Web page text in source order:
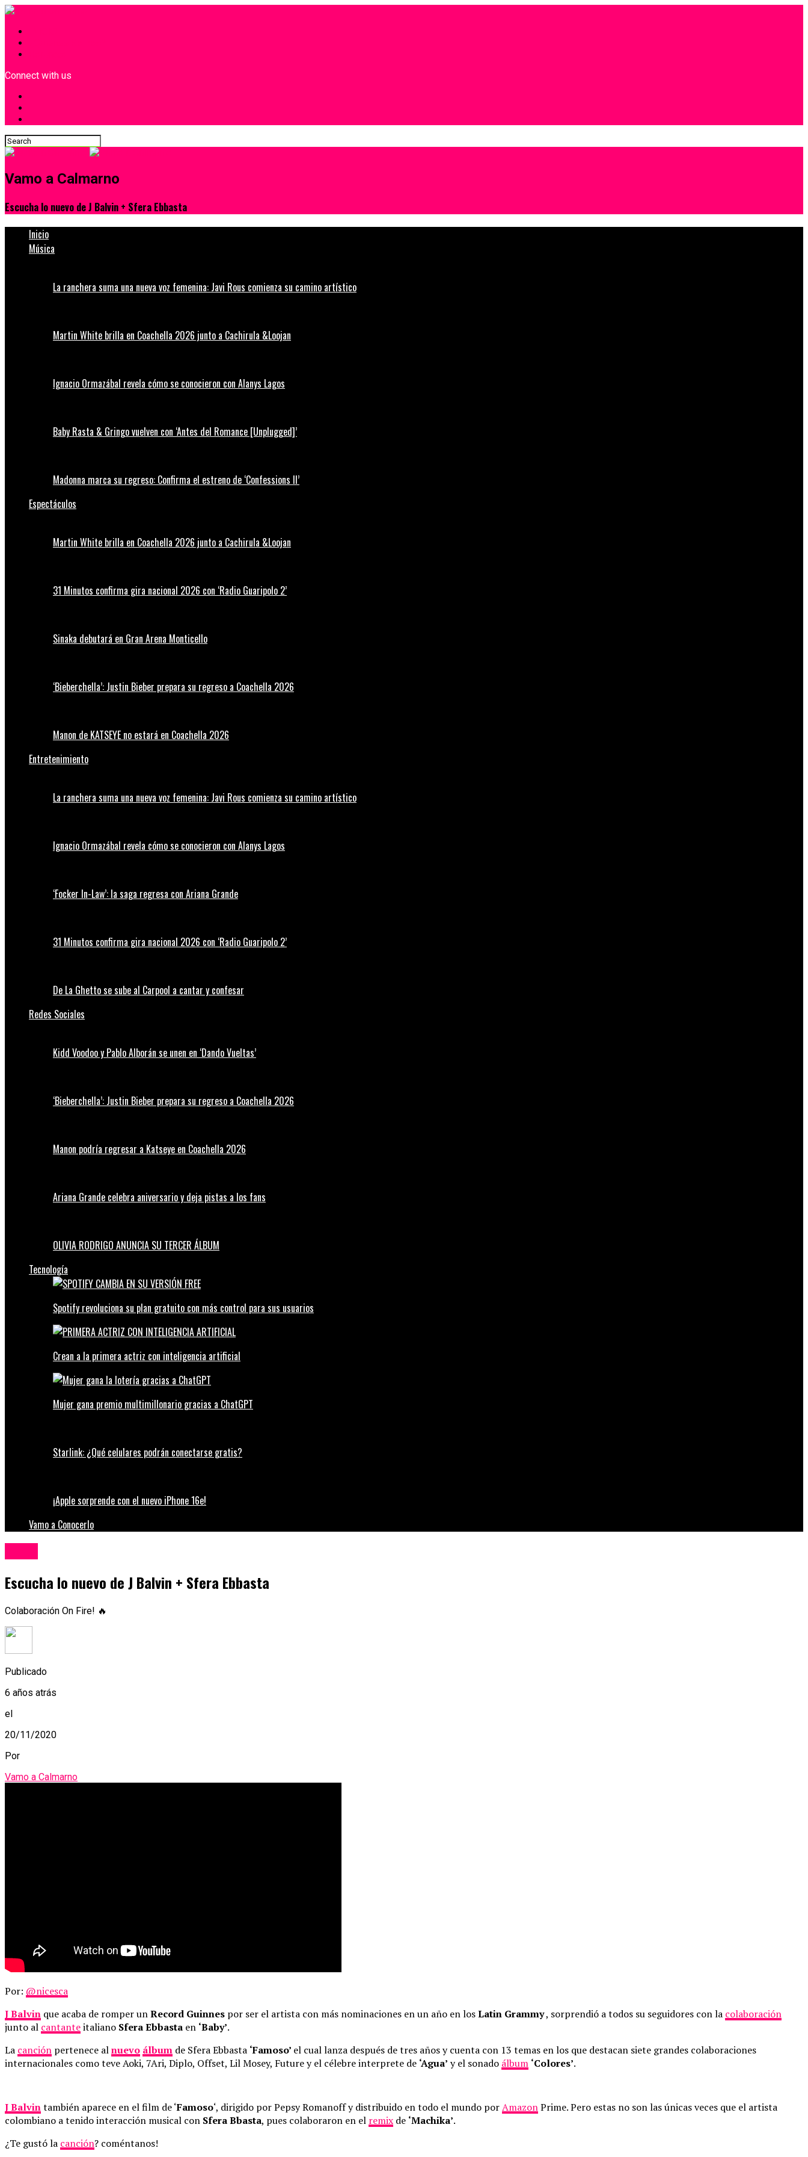
Connect with us
Vamo a Calmarno
Escucha lo nuevo de J Balvin + Sfera Ebbasta
Inicio
Música
La ranchera suma una nueva voz femenina: Javi Rous comienza su camino artístico
Martin White brilla en Coachella 2026 junto a Cachirula &Loojan
Ignacio Ormazábal revela cómo se conocieron con Alanys Lagos
Baby Rasta & Gringo vuelven con ‘Antes del Romance [Unplugged]’
Madonna marca su regreso: Confirma el estreno de ‘Confessions II’
Espectáculos
Martin White brilla en Coachella 2026 junto a Cachirula &Loojan
31 Minutos confirma gira nacional 2026 con ‘Radio Guaripolo 2’
Sinaka debutará en Gran Arena Monticello
‘Bieberchella’: Justin Bieber prepara su regreso a Coachella 2026
Manon de KATSEYE no estará en Coachella 2026
Entretenimiento
La ranchera suma una nueva voz femenina: Javi Rous comienza su camino artístico
Ignacio Ormazábal revela cómo se conocieron con Alanys Lagos
‘Focker In-Law’: la saga regresa con Ariana Grande
31 Minutos confirma gira nacional 2026 con ‘Radio Guaripolo 2’
De La Ghetto se sube al Carpool a cantar y confesar
Redes Sociales
Kidd Voodoo y Pablo Alborán se unen en ‘Dando Vueltas’
‘Bieberchella’: Justin Bieber prepara su regreso a Coachella 2026
Manon podría regresar a Katseye en Coachella 2026
Ariana Grande celebra aniversario y deja pistas a los fans
OLIVIA RODRIGO ANUNCIA SU TERCER ÁLBUM
Tecnología
Spotify revoluciona su plan gratuito con más control para sus usuarios
Crean a la primera actriz con inteligencia artificial
Mujer gana premio multimillonario gracias a ChatGPT
Starlink: ¿Qué celulares podrán conectarse gratis?
¡Apple sorprende con el nuevo iPhone 16e!
Vamo a Conocerlo
Escucha lo nuevo de J Balvin + Sfera Ebbasta
Colaboración On Fire! 🔥
Publicado
6 años atrás
el
20/11/2020
Por
Vamo a Calmarno
Por: @nicesca
J Balvin que acaba de romper unRecord Guinnes por ser el artista con más nominaciones en un año en losLatin Grammy, sorprendió a todos su seguidores con la colaboración
junto al cantanteitaliano Sfera Ebbasta en ‘Baby’.
La canción pertenece alnuevo álbum de Sfera Ebbasta ‘Famoso’ el cual lanza después de tres años y cuenta con 13 temas en los que destacan siete grandes colaboraciones
internacionales como teve Aoki, 7Ari, Diplo, Offset, Lil Mosey, Future y el célebre interprete de ‘Agua’ y el sonado álbum ‘Colores’.
J Balvintambién aparece en el film de ‘Famoso‘, dirigido por Pepsy Romanoff y distribuido en todo el mundo porAmazonPrime. Pero estas no son las únicas veces que el artista
colombiano a tenido interacción musical con Sfera Bbasta, pues colaboraron en el remix de ‘Machika’.
¿Te gustó la canción? coméntanos!